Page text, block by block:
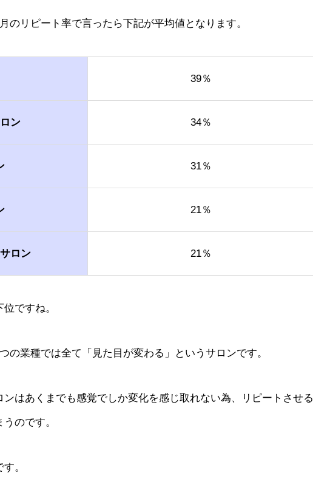
のリピート率で言ったら下記が平均値となります。
39％
ン 34％
31％
21％
ロン 21％
ですね。
の業種では全て「見た目が変わる」というサロンです。
はあくまでも感覚でしか変化を感じ取れない為、リピートさせる
のです。
。